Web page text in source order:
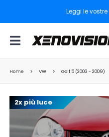
Leggi le vostre
Home VW Golf 5 (2003 - 2009)
2x più luce